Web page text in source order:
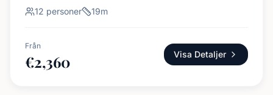
12 personer 19m
Från
€2,360 Visa Detaljer